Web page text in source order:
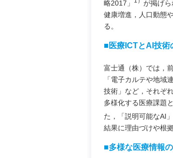
略2017」
が掲げ
健康増進，人口動態
る。
■医療ICTとAI技術
富士通（株）では，
「電子カルテや地域
技術」など，それぞ
多様化する医療課題
た，「説明可能なAI」
結果に理由づけや根
■多様な医療情報